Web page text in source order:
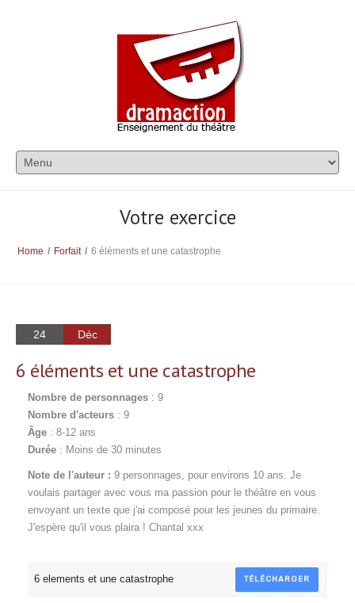
Votre exercice
Home / Forfait / 6 éléments et une catastrophe
24 Déc
6 éléments et une catastrophe
Nombre de personnages : 9
Nombre d'acteurs : 9
Âge : 8-12 ans
Durée : Moins de 30 minutes
Note de l'auteur : 9 personnages, pour environs 10 ans. Je
voulais partager avec vous ma passion pour le théâtre en vous
envoyant un texte que j'ai composé pour les jeunes du primaire.
J'espère qu'il vous plaira ! Chantal xxx
6 elements et une catastrophe TÉLÉCHARGER